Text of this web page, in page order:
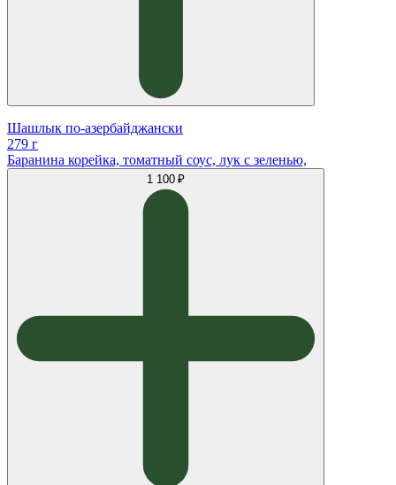
Шашлык по-азербайджански
279 г
Баранина корейка, томатный соус, лук с зеленью,
1 100 ₽